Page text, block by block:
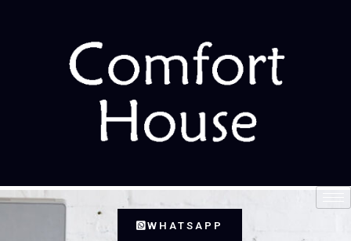
WHATSAPP